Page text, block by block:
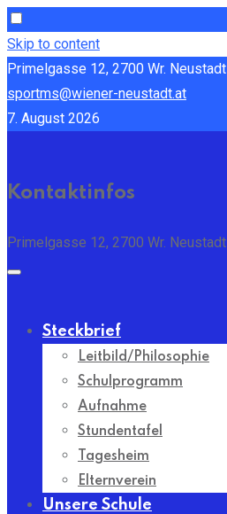
Skip to content
Primelgasse 12, 2700 Wr. Neustadt
sportms@wiener-neustadt.at
7. August 2026
Kontaktinfos
Primelgasse 12, 2700 Wr. Neustadt
Steckbrief
Leitbild/Philosophie
Schulprogramm
Aufnahme
Stundentafel
Tagesheim
Elternverein
Unsere Schule